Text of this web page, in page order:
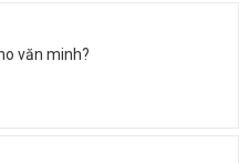
văn minh?